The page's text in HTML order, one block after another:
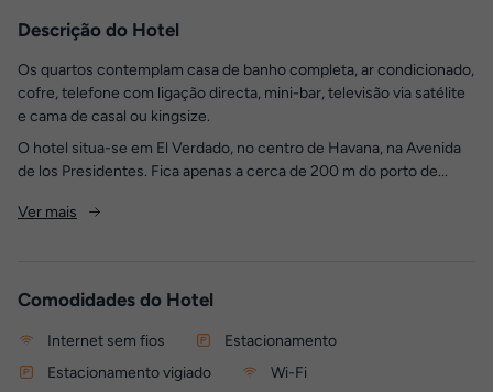
Descrição do Hotel
Os quartos contemplam casa de banho completa, ar condicionado,
cofre, telefone com ligação directa, mini-bar, televisão via satélite
e cama de casal ou kingsize.
O hotel situa-se em El Verdado, no centro de Havana, na Avenida
de los Presidentes. Fica apenas a cerca de 200 m do porto de...
Ver mais
Comodidades do Hotel
Internet sem fios
Estacionamento
Estacionamento vigiado
Wi-Fi